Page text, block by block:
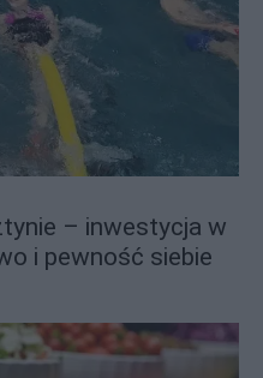
– inwestycja w
i pewność siebie